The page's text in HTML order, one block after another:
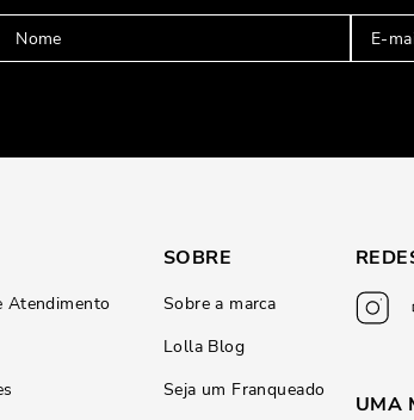
Atendimento
SOBRE
Sobre a marca
Lolla Blog
Seja um Franqueado
UMA